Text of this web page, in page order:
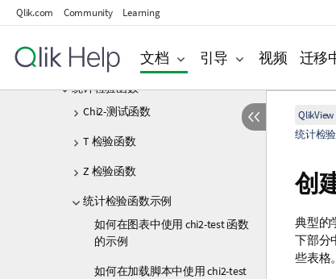
Qlik.com Community Learning
文档 引导 视频 迁移
财务聚合函数
统计聚合函数
统计检验函数
Chi2-测试函数
T 检验函数
Z 检验函数
统计检验函数示例
如何在图表中使用 chi2-test 函数
的示例
如何在加载脚本中使用 chi2-test
QlikView
统计检
创
典型的
下部分
些表格